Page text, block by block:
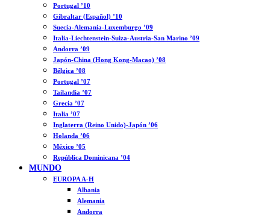
Portugal ’10
Gibraltar (Español) ’10
Suecia-Alemania-Luxemburgo ’09
Italia-Liechtenstein-Suiza-Austria-San Marino ’09
Andorra ’09
Japón-China (Hong Kong-Macao) ’08
Bélgica ’08
Portugal ’07
Tailandia ’07
Grecia ’07
Italia ’07
Inglaterra (Reino Unido)-Japón ’06
Holanda ’06
México ’05
República Dominicana ’04
MUNDO
EUROPA A-H
Albania
Alemania
Andorra